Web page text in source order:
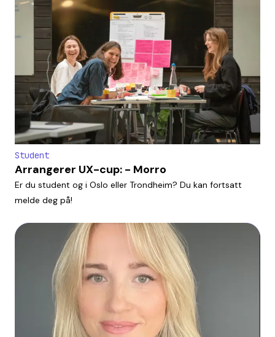
Student
Arrangerer UX-cup: - Morro
Er du student og i Oslo eller Trondheim? Du kan fortsatt
melde deg på!